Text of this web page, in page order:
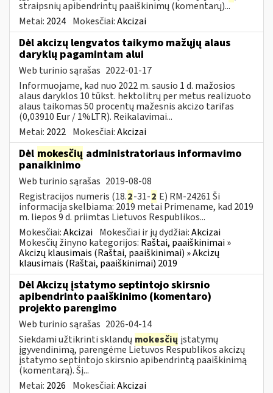
straipsnių apibendrintų paaiškinimų (komentarų)...
Metai: 2024 Mokesčiai:Akcizai
Dėl akcizų lengvatos taikymo mažųjų alaus
daryklų pagamintam alui
Web turinio sąrašas 2022-01-17
Informuojame, kad nuo 2022 m. sausio 1 d. mažosios
alaus daryklos 10 tūkst. hektolitrų per metus realizuoto
alaus taikomas 50 procentų mažesnis akcizo tarifas
(0,03910 Eur / 1%LTR). Reikalavimai...
Metai: 2022 Mokesčiai:Akcizai
Dėl mokesčių administratoriaus informavimo
panaikinimo
Web turinio sąrašas 2019-08-08
Registracijos numeris (18.2-31-2 E) RM-24261 Ši
informacija skelbiama: 2019 metai Primename, kad 2019
m. liepos 9 d. priimtas Lietuvos Respublikos...
Mokesčiai:Akcizai Mokesčiai ir jų dydžiai:Akcizai
Mokesčių žinyno kategorijos: Raštai, paaiškinimai »
Akcizų klausimais (Raštai, paaiškinimai) » Akcizų
klausimais (Raštai, paaiškinimai) 2019
Dėl Akcizų įstatymo septintojo skirsnio
apibendrinto paaiškinimo (komentaro)
projekto parengimo
Web turinio sąrašas 2026-04-14
Siekdami užtikrinti sklandų mokesčių įstatymų
įgyvendinimą, parengėme Lietuvos Respublikos akcizų
įstatymo septintojo skirsnio apibendrintą paaiškinimą
(komentarą). Šį...
Metai: 2026 Mokesčiai:Akcizai